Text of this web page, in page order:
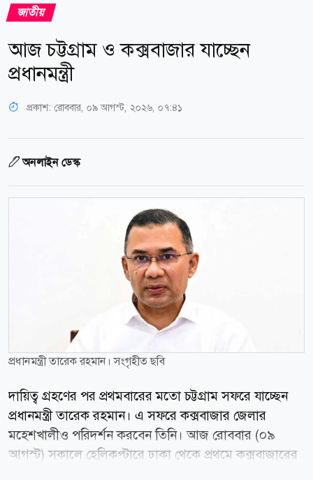
জাতীয়
আজ চট্টগ্রাম ও কক্সবাজার যাচ্ছেন
প্রধানমন্ত্রী
প্রকাশ: রোববার, ০৯ আগস্ট, ২০২৬, ০৭:৪১
অনলাইন ডেস্ক
প্রধানমন্ত্রী তারেক রহমান। সংগৃহীত ছবি
দায়িত্ব গ্রহণের পর প্রথমবারের মতো চট্টগ্রাম সফরে যাচ্ছেন
প্রধানমন্ত্রী তারেক রহমান। এ সফরে কক্সবাজার জেলার
মহেশখালীও পরিদর্শন করবেন তিনি। আজ রোববার (০৯
আগস্ট) সকালে হেলিকপ্টারে ঢাকা থেকে প্রথমে কক্সবাজারের